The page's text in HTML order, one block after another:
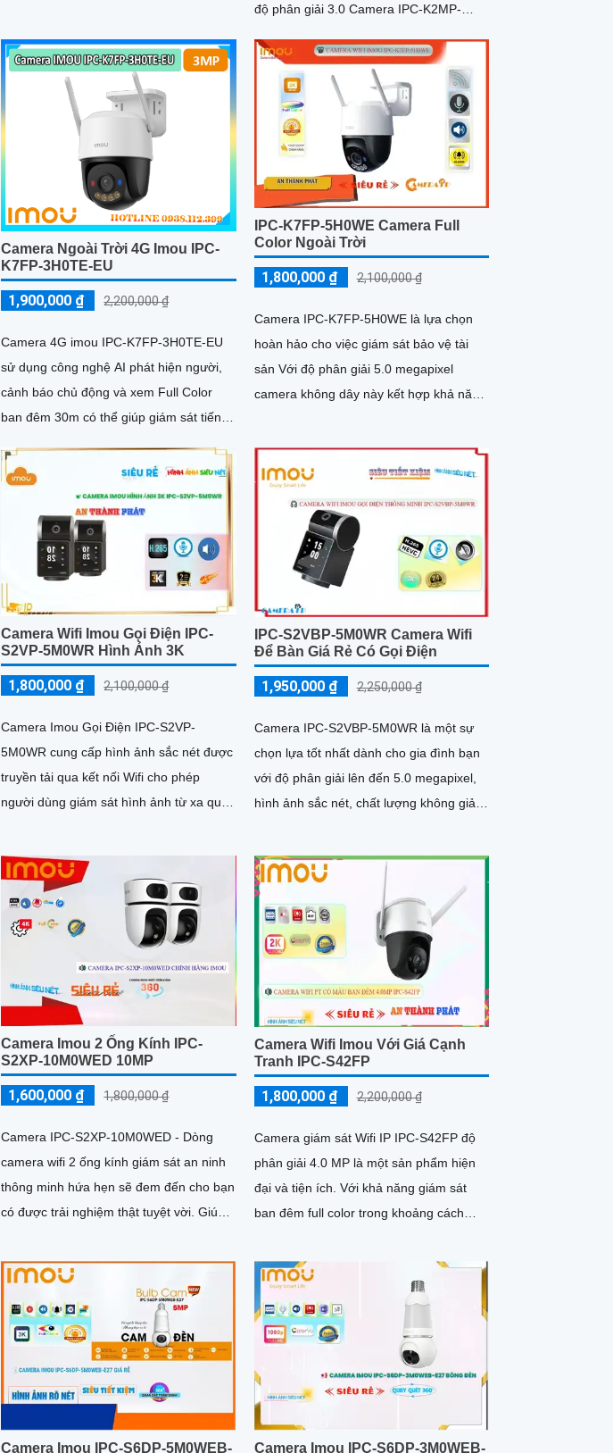
sáng yếu nhờ công nghệ AURORA siêu
độ phân giải 3.0 Camera IPC-K2MP-
deep learning phân biệt người & phương
Camera Ngoài Trời 4G Imou IPC-
K7FP-3H0TE-EU
1,900,000 ₫ 2,200,000 ₫
Camera 4G imou IPC-K7FP-3H0TE-EU
sử dụng công nghệ AI phát hiện người,
cảnh báo chủ động và xem Full Color
ban đêm 30m có thể giúp giám sát tiến
trình xây dựng, đặc biệt là trong những
khu vực mà việc đi lại khó khăn hoặc
không có sẵn kết nối mạng ổn định.
Camera IPC-K7FP-3H0TE-EU sử dụng
công nghệ nhận diện người và động vật,
IPC-K7FP-5H0WE Camera Full
Color Ngoài Trời
1,800,000 ₫ 2,100,000 ₫
Camera IPC-K7FP-5H0WE là lựa chọn
hoàn hảo cho việc giám sát bảo vệ tài
sản Với độ phân giải 5.0 megapixel
camera không dây này kết hợp khả năng
phát hiện hình dáng người
Camera Wifi Imou Gọi Điện IPC-
S2VP-5M0WR Hình Ảnh 3K
1,800,000 ₫ 2,100,000 ₫
Camera Imou Gọi Điện IPC-S2VP-
5M0WR cung cấp hình ảnh sắc nét được
truyền tải qua kết nối Wifi cho phép
người dùng giám sát hình ảnh từ xa qua
IPC-S2VBP-5M0WR Camera Wifi
Để Bàn Giá Rẻ Có Gọi Điện
1,950,000 ₫ 2,250,000 ₫
Camera IPC-S2VBP-5M0WR là một sự
chọn lựa tốt nhất dành cho gia đình bạn
với độ phân giải lên đến 5.0 megapixel,
hình ảnh sắc nét, chất lượng không giảm
Wifi
Camera Imou 2 Ống Kính IPC-
S2XP-10M0WED 10MP
1,600,000 ₫ 1,800,000 ₫
Camera IPC-S2XP-10M0WED - Dòng
camera wifi 2 ống kính giám sát an ninh
thông minh hứa hẹn sẽ đem đến cho bạn
có được trải nghiệm thật tuyệt vời. Giúp
Camera Wifi Imou Với Giá Cạnh
Tranh IPC-S42FP
1,800,000 ₫ 2,200,000 ₫
Camera giám sát Wifi IP IPC-S42FP độ
phân giải 4.0 MP là một sản phẩm hiện
đại và tiện ích. Với khả năng giám sát
ban đêm full color trong khoảng cách
Camera Imou IPC-S6DP-5M0WEB- Camera Imou IPC-S6DP-3M0WEB-